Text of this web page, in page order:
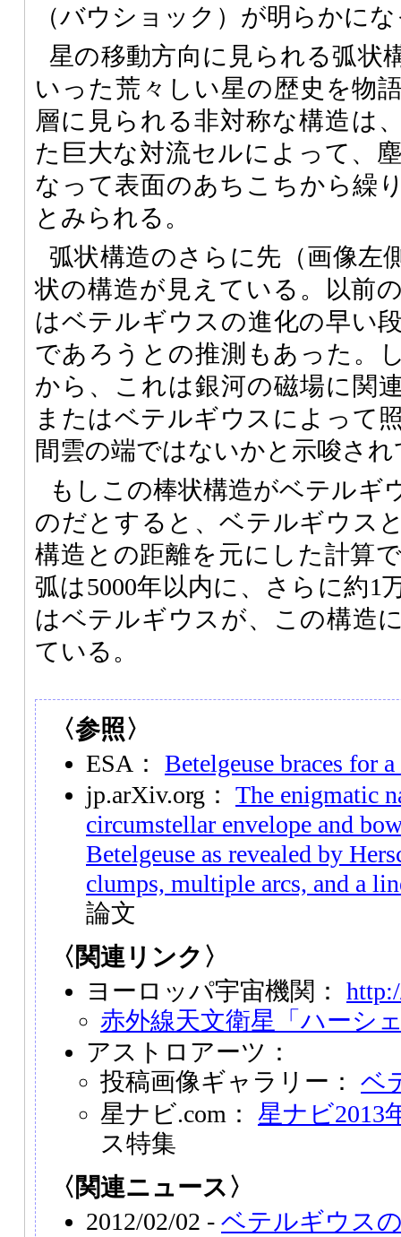
（バウショック）が明らかに
星の移動方向に見られる弧状
いった荒々しい星の歴史を物
層に見られる非対称な構造は
た巨大な対流セルによって、
なって表面のあちこちから繰
とみられる。
弧状構造のさらに先（画像左
状の構造が見えている。以前
はベテルギウスの進化の早い
であろうとの推測もあった。
から、これは銀河の磁場に関
またはベテルギウスによって
間雲の端ではないかと示唆さ
もしこの棒状構造がベテルギ
のだとすると、ベテルギウス
構造との距離を元にした計算
弧は5000年以内に、さらに約1
はベテルギウスが、この構造
ている。
〈参照〉
ESA： Betelgeuse braces for
jp.arXiv.org： The enigmatic
circumstellar envelope and
Betelgeuse as revealed by
clumps, multiple arcs, and a
論文
〈関連リンク〉
ヨーロッパ宇宙機関：
赤外線天文衛星「ハーシ
アストロアーツ：
投稿画像ギャラリー： ベ
星ナビ.com： 星ナビ2013
ス特集
〈関連ニュース〉
2012/02/02 - ベテルギウス